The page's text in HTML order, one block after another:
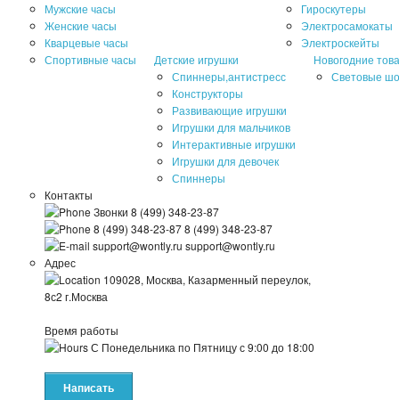
Мужские часы
Женские часы
Кварцевые часы
Спортивные часы
Гироскутеры
Электросамокаты
Электроскейты
Детские игрушки
Спиннеры,антистресс
Конструкторы
Развивающие игрушки
Игрушки для мальчиков
Интерактивные игрушки
Игрушки для девочек
Спиннеры
Новогодние
Световые
Контакты
Звонки 8 (499) 348-23-87
8 (499) 348-23-878 (499) 348-23-87
support@wontly.ru support@wontly.ru
Адрес
109028, Москва, Казарменный переулок,
8с2 г.Москва
Время работы
С Понедельника по Пятницус 9:00 до 18:00
Написать